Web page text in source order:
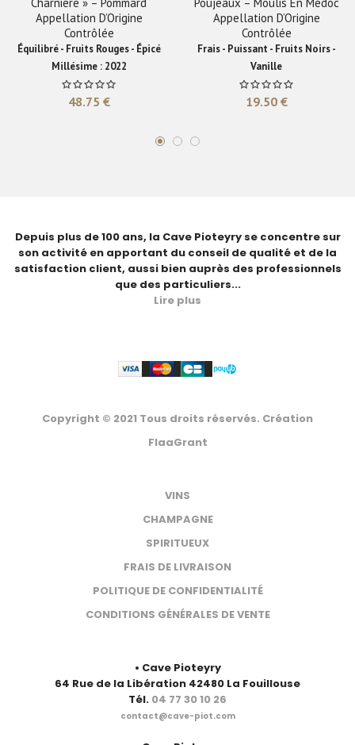
Appellation D’Origine
Contrôlée
Équilibré - Fruits Rouges - Épicé
Millésime : 2022
48.75 €
Appellation D’Origine
Contrôlée
Frais - Puissant - Fruits Noirs -
Vanille
19.50 €
Depuis plus de 100 ans, la Cave Pioteyry se concentre sur
son activité en apportant du conseil de qualité et de la
satisfaction client, aussi bien auprès des professionnels
que des particuliers...
Lire plus
Copyright © 2021 Tous droits réservés. Création
FlaaGrant
VINS
CHAMPAGNE
SPIRITUEUX
FRAIS DE LIVRAISON
POLITIQUE DE CONFIDENTIALITÉ
CONDITIONS GÉNÉRALES DE VENTE
• Cave Pioteyry
64 Rue de la Libération 42480 La Fouillouse
Tél. 04 77 30 10 26
contact@cave-piot.com